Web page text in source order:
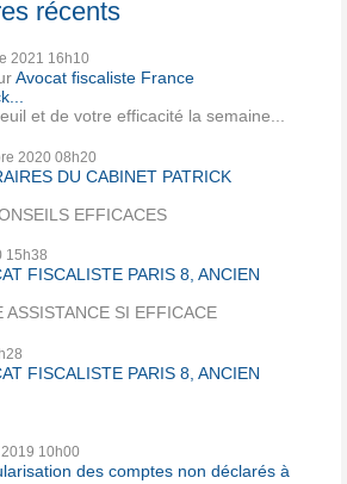
récents
2021 16h10
Avocat fiscaliste France
et de votre efficacité la semaine...
2020 08h20
DU CABINET PATRICK
EFFICACES
15h38
FISCALISTE PARIS 8, ANCIEN
ASSISTANCE SI EFFICACE
FISCALISTE PARIS 8, ANCIEN
10h00
des comptes non déclarés à